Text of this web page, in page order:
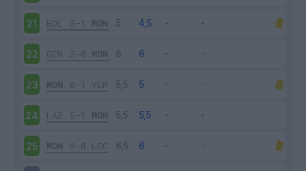
21 BOL 3-1 MON
22 GEN 2-0 MON
23 MON 0-1 VER
24 LAZ 5-1 MON
25 MON 0-0 LEC